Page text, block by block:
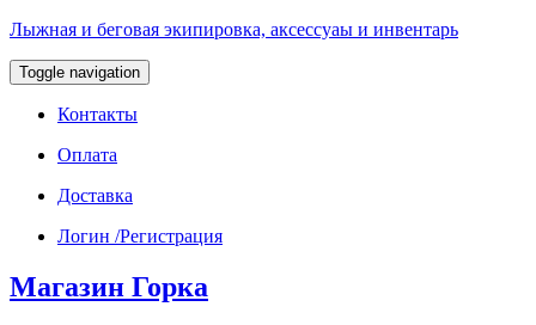
Лыжная и беговая экипировка, аксессуаы и инвентарь
Toggle navigation
Контакты
Оплата
Доставка
Логин /Регистрация
Магазин Горка